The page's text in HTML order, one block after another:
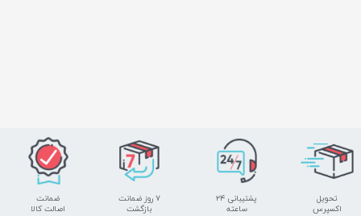
تحویل
اکسپرس
پشتیبانی ۲۴
ساعته
۷ روز ضمانت
بازگشت
ضمانت
اصالت کالا